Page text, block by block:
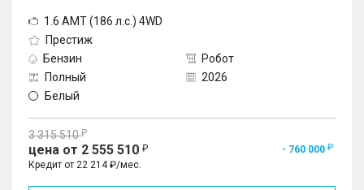
1.6 AMT (186 л.с.) 4WD
Престиж
Бензин
Робот
Полный
2026
Белый
3 315 510
цена от 2 555 510
- 760 000
Кредит от 22 214 ₽/мес.